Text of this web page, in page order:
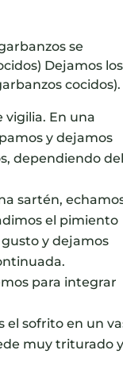
se
Dejamos los
cocidos).
En una
y dejamos
dependiendo
sartén,
el pimiento
y dejamos
para integrar
el sofrito en un
muy triturado